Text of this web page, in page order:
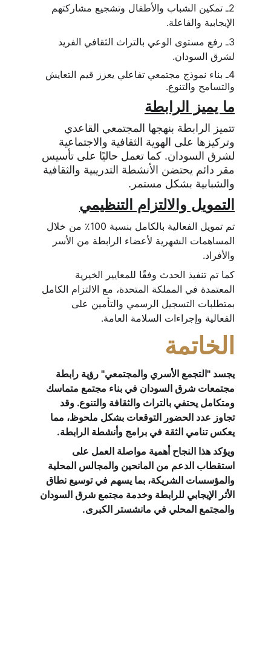
2ـ تمكين الشباب والأطفال وتشجيع مشاركتهم
الإيجابية والفاعلة.
3ـ رفع مستوى الوعي بالتراث الثقافي الفريد
لشرق السودان.
4ـ بناء نموذج مجتمعي تفاعلي يعزز قيم التعايش
والتسامح والتنوع.
ما يميز الرابطة
تتميز الرابطة بنهجها المجتمعي القاعدي
وتركيزها على الهوية الثقافية والاجتماعية
لشرق السودان. كما تعمل حاليًا على تأسيس
مقر دائم يحتضن الأنشطة التدريبية والثقافية
والشبابية بشكل مستمر.
التمويل والالتزام التنظيمي
تم تمويل الفعالية بالكامل بنسبة 100٪ من خلال
المساهمات الشهرية لأعضاء الرابطة من الأسر
والأفراد.
كما تم تنفيذ الحدث وفقًا للمعايير الخيرية
المعتمدة في المملكة المتحدة، مع الالتزام الكامل
بمتطلبات التسجيل الرسمي والتأمين على
الفعالية وإجراءات السلامة العامة.
الخاتمة
يجسد "التجمع الأسري والمجتمعي" رؤية رابطة
مجتمعات شرق السودان في بناء مجتمع متماسك
ومتكامل يحتفي بالتراث والثقافة والتنوع. وقد
تجاوز عدد الحضور التوقعات بشكل ملحوظ، مما
يعكس تنامي الثقة في برامج وأنشطة الرابطة.
ويؤكد هذا النجاح أهمية مواصلة العمل على
استقطاب الدعم من المانحين والمجالس المحلية
والمؤسسات الشريكة، بما يسهم في توسيع نطاق
الأثر الإيجابي للرابطة وخدمة مجتمع شرق السودان
والمجتمع المحلي في مانشستر الكبرى.